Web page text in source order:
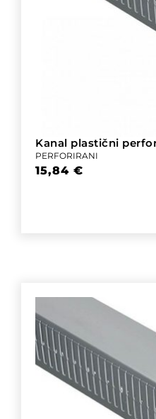
Kanal plastični
PERFORIRANI
15,84 €